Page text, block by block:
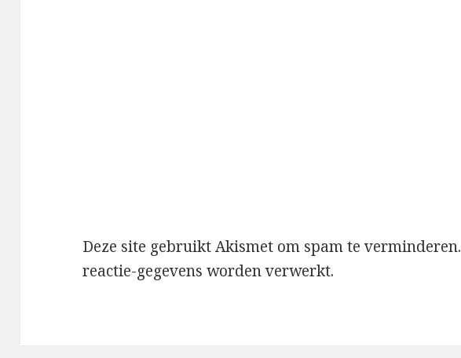
Deze site gebruikt Akismet om spam te verminderen.
reactie-gegevens worden verwerkt.